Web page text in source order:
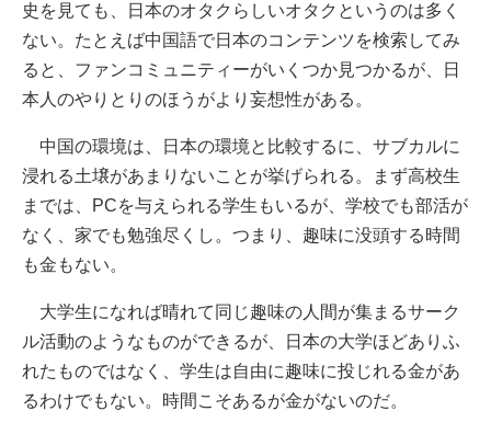
史を見ても、日本のオタクらしいオタクというのは多く
ない。たとえば中国語で日本のコンテンツを検索してみ
ると、ファンコミュニティーがいくつか見つかるが、日
本人のやりとりのほうがより妄想性がある。
中国の環境は、日本の環境と比較するに、サブカルに
浸れる土壌があまりないことが挙げられる。まず高校生
までは、PCを与えられる学生もいるが、学校でも部活が
なく、家でも勉強尽くし。つまり、趣味に没頭する時間
も金もない。
大学生になれば晴れて同じ趣味の人間が集まるサーク
ル活動のようなものができるが、日本の大学ほどありふ
れたものではなく、学生は自由に趣味に投じれる金があ
るわけでもない。時間こそあるが金がないのだ。